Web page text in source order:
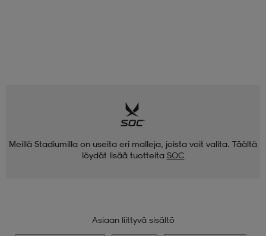
Meillä Stadiumilla on useita eri malleja, joista voit valita. Täältä
löydät lisää tuotteita SOC
Asiaan liittyvä sisältö